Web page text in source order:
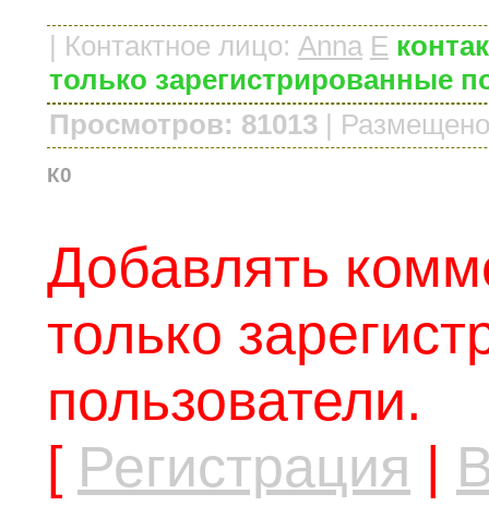
| Контактное лицо: Anna E
только зарегистрированные
Просмотров: 81013 |
К0
Добавлять
только
пользователи.
[ Регистрация |